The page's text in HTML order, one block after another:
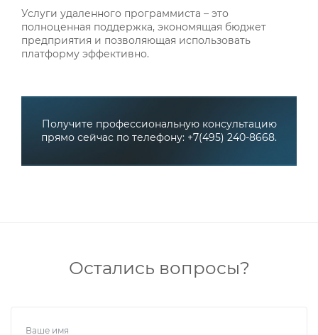
Услуги удаленного программиста – это
полноценная поддержка, экономящая бюджет
предприятия и позволяющая использовать
платформу эффективно.
Получите профессиональную консультацию
прямо сейчас по телефону: +7(495) 240-8668.
Остались вопросы?